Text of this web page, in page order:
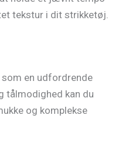
tekstur i dit strikketøj.
en udfordrende
tålmodighed kan du
og komplekse